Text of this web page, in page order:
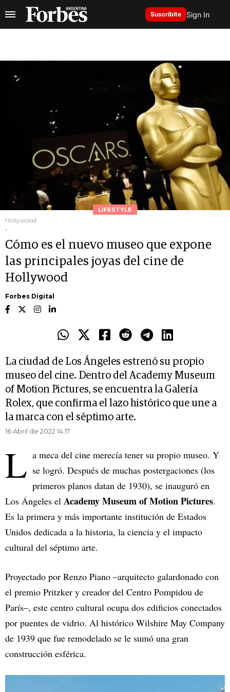
Suscribite Sign In
LIFESTYLE
Hollywood
.
Cómo es el nuevo museo que expone
las principales joyas del cine de
Hollywood
Forbes Digital
La ciudad de Los Ángeles estrenó su propio
museo del cine. Dentro del Academy Museum
of Motion Pictures, se encuentra la Galería
Rolex, que confirma el lazo histórico que une a
la marca con el séptimo arte.
16 Abril de 2022 14.17
L a meca del cine merecía tener su propio museo. Y
se logró. Después de muchas postergaciones (los
primeros planos datan de 1930), se inauguró en
Los Ángeles el Academy Museum of Motion Pictures.
Es la primera y más importante institución de Estados
Unidos dedicada a la historia, la ciencia y el impacto
cultural del séptimo arte.
Proyectado por Renzo Piano –arquitecto galardonado con
el premio Pritzker y creador del Centro Pompidou de
París–, este centro cultural ocupa dos edificios conectados
por puentes de vidrio. Al histórico Wilshire May Company
de 1939 que fue remodelado se le sumó una gran
construcción esférica.